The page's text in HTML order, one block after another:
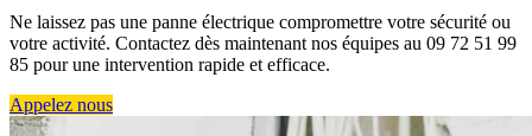
Ne laissez pas une panne électrique compromettre votre sécurité ou
votre activité. Contactez dès maintenant nos équipes au 09 72 51 99
85 pour une intervention rapide et efficace.
Appelez nous